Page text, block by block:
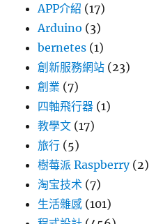
APP介紹 (17)
Arduino (3)
bernetes (1)
創新服務網站 (23)
創業 (7)
四軸飛行器 (1)
教學文 (17)
旅行 (5)
樹莓派 Raspberry(2)
淘宝技术 (7)
生活雜感 (101)